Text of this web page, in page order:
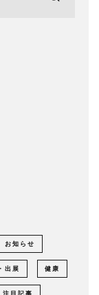
お知らせ
出展 健康
注目記事